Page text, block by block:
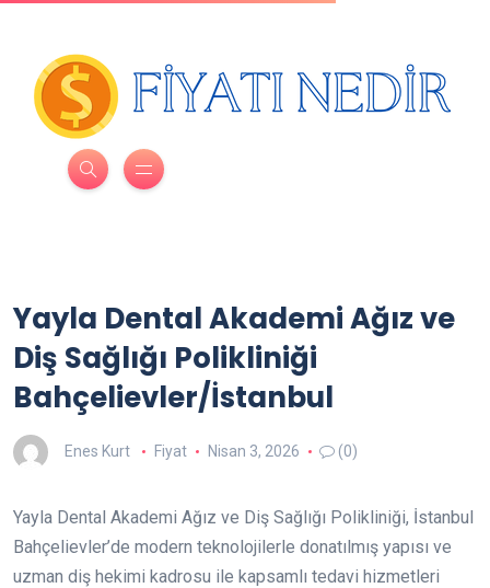
Yayla Dental Akademi Ağız ve
Diş Sağlığı Polikliniği
Bahçelievler/İstanbul
Enes Kurt Fiyat Nisan 3, 2026 (0)
Yayla Dental Akademi Ağız ve Diş Sağlığı Polikliniği, İstanbul
Bahçelievler’de modern teknolojilerle donatılmış yapısı ve
uzman diş hekimi kadrosu ile kapsamlı tedavi hizmetleri